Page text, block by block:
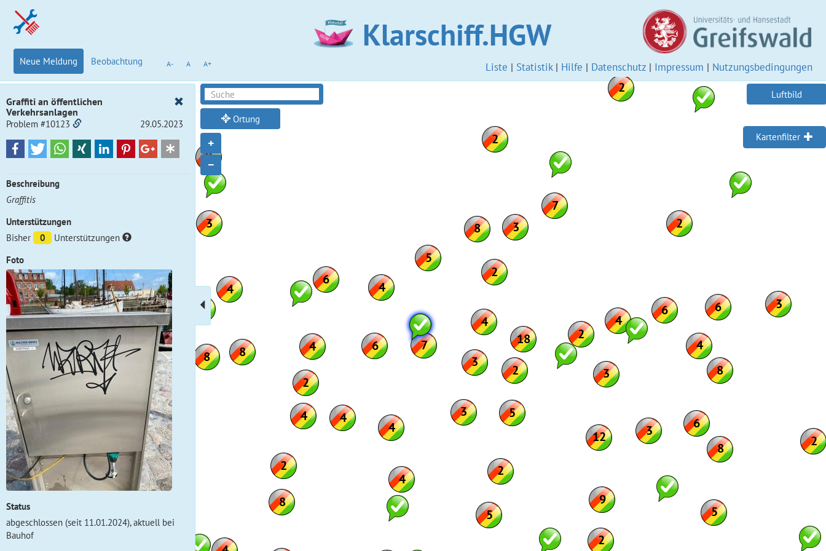
Klarschiff.HGW
Neue Meldung Beobachtung A- A A+ Liste | Statistik| Hilfe | Datenschutz | Impressum | Nutzungsbedingungen
Graffiti an öffentlichen
Verkehrsanlagen
Problem #10123 29.05.2023
Beschreibung
Graffitis
Unterstützungen
Bisher
0
Unterstützungen
Foto
Status
abgeschlossen (seit 11.01.2024), aktuell bei
Bauhof
Kartenfilter
+
−
Ortung
Luftbild